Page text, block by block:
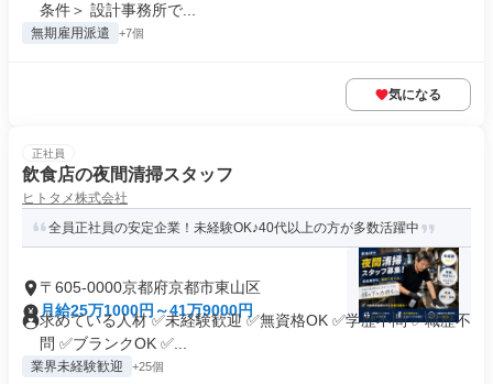
条件＞ 設計事務所で...
無期雇用派遣 +7個
気になる
正社員
飲食店の夜間清掃スタッフ
ヒトタメ株式会社
全員正社員の安定企業！未経験OK♪40代以上の方が多数活躍中
〒605-0000京都府京都市東山区
月給25万1000円～41万9000円
求めている人材 ✅未経験歓迎 ✅無資格OK ✅学歴不問 ✅職歴不
問 ✅ブランクOK ✅...
業界未経験歓迎 +25個